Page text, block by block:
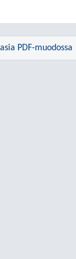
PDF-muodossa